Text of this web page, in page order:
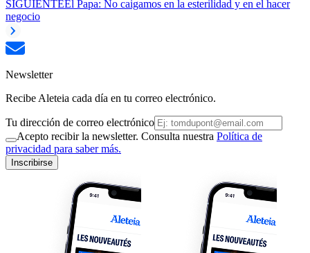
SIGUIENTEEl Papa: No caigamos en la esterilidad y en el hacer
negocio
Newsletter
Recibe Aleteia cada día en tu correo electrónico.
Tu dirección de correo electrónico
Acepto recibir la newsletter. Consulta nuestra Política de
privacidad para saber más.
Inscribirse